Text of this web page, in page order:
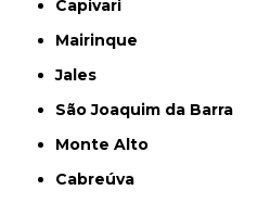
Capivari
Mairinque
Jales
São Joaquim da Barra
Monte Alto
Cabreúva